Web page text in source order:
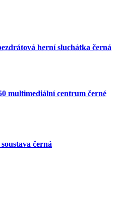
herní sluchátka černá
multimediální centrum černé
černá